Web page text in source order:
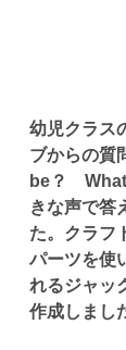
幼児クラス
ブからの質
be？　
きな声で答
た。クラフ
パーツを使
れるジャッ
作成しまし